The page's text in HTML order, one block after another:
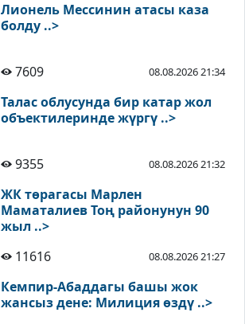
Лионель Мессинин атасы каза
болду ..>
7609 08.08.2026 21:34
Талас облусунда бир катар жол
объектилеринде жүргү ..>
9355 08.08.2026 21:32
ЖК төрагасы Марлен
Маматалиев Тоң районунун 90
жыл ..>
11616
08.08.2026 21:27
Кемпир-Абаддагы башы жок
жансыз дене: Милиция өздү ..>